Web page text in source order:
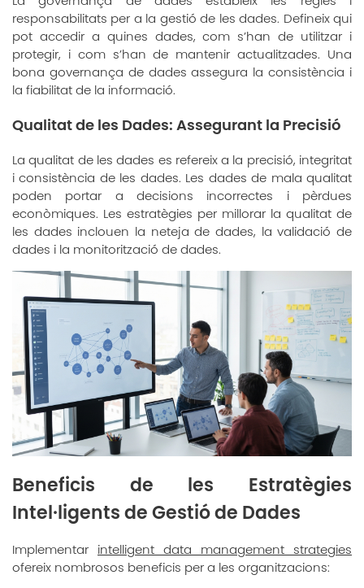
responsabilitats per a la gestió de les dades. Defineix qui
pot accedir a quines dades, com s’han de utilitzar i
protegir, i com s’han de mantenir actualitzades. Una
bona governança de dades assegura la consistència i
la fiabilitat de la informació.
Qualitat de les Dades: Assegurant la Precisió
La qualitat de les dades es refereix a la precisió, integritat
i consistència de les dades. Les dades de mala qualitat
poden portar a decisions incorrectes i pèrdues
econòmiques. Les estratègies per millorar la qualitat de
les dades inclouen la neteja de dades, la validació de
dades i la monitorització de dades.
Beneficis de les Estratègies
Intel·ligents de Gestió de Dades
Implementar intelligent data management strategies
ofereix nombrosos beneficis per a les organitzacions: